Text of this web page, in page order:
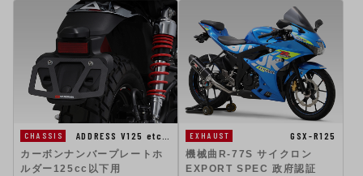
CHASSIS
ADDRESS V125 etc…
カーボンナンバープレートホ
ルダー125cc以下用
EXHAUST
GSX-R125
機械曲R-77S サイクロン
EXPORT SPEC 政府認証